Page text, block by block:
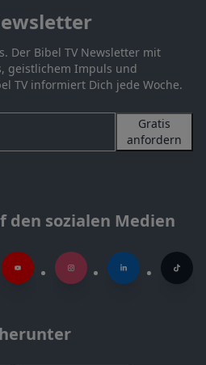
Der Bibel TV Newsletter mit
geistlichem Impuls und
TV informiert Dich jede Woche.
Gratis
anfordern
den sozialen Medien